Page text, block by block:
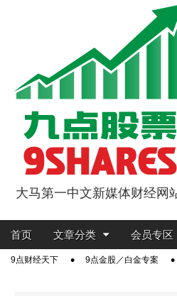
9点股票
大马第一中文新媒体财经网
Main
Skip
content
首页 文章分类 会员专区
Sub9点财经天下 9点金股／白金专案